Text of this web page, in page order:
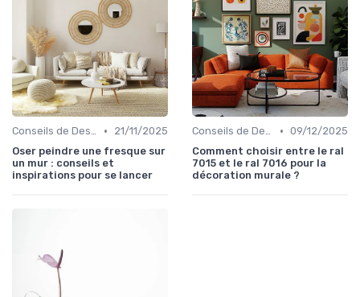
Conseils de Design d'Intérieur •
21/11/2025
Oser peindre une fresque sur
un mur : conseils et
inspirations pour se lancer
Conseils de Design d'Intérieur • 09/12/2025
Comment choisir entre le ral
7015 et le ral 7016 pour la
décoration murale ?